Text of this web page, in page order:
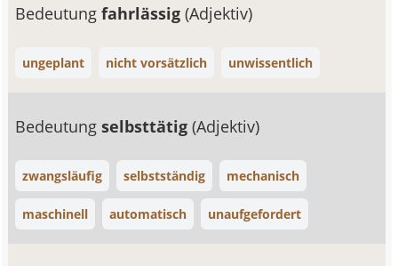
Bedeutungfahrlässig(Adjektiv)
ungeplant nicht vorsätzlich unwissentlich
Bedeutungselbsttätig(Adjektiv)
zwangsläufig selbstständig mechanisch
maschinell automatisch unaufgefordert